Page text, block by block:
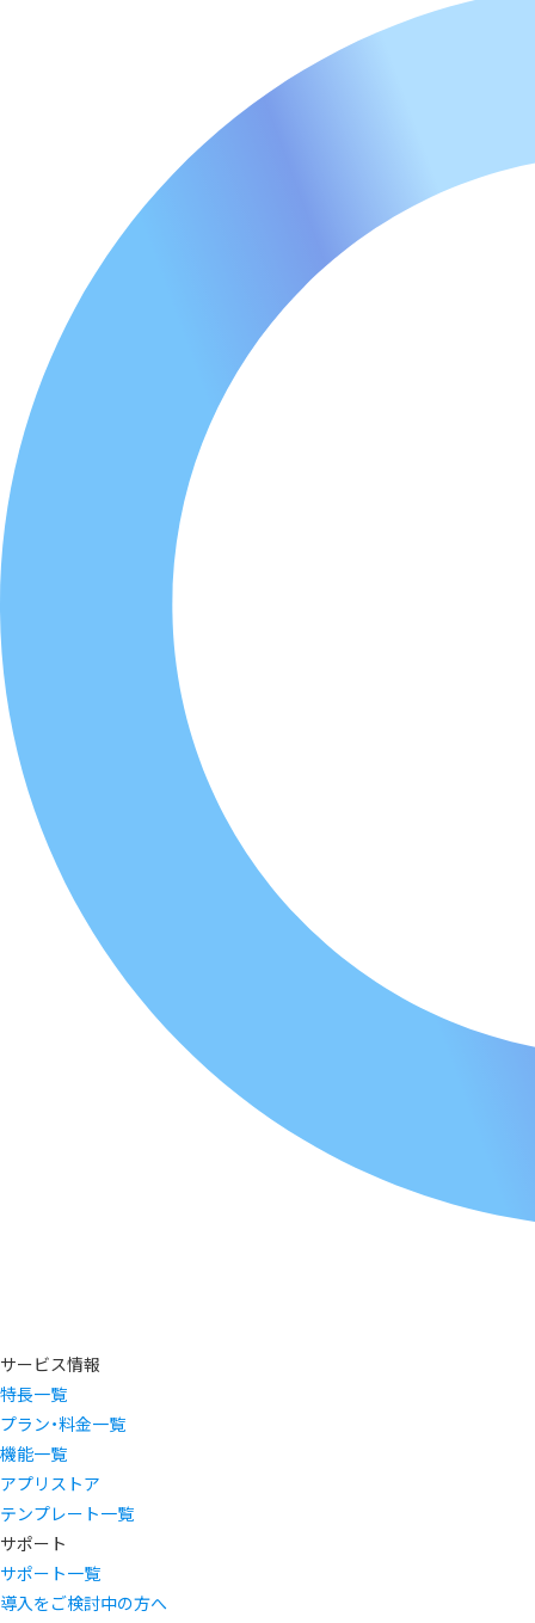
サービス情報
特長一覧
プラン・料金一覧
機能一覧
アプリストア
テンプレート一覧
サポート
サポート一覧
導入をご検討中の方へ